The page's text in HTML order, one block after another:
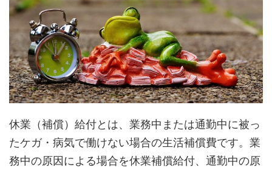
休業（補償）給付とは、業務中または通勤中に被っ
たケガ・病気で働けない場合の生活補償費です。業
務中の原因による場合を休業補償給付、通勤中の原